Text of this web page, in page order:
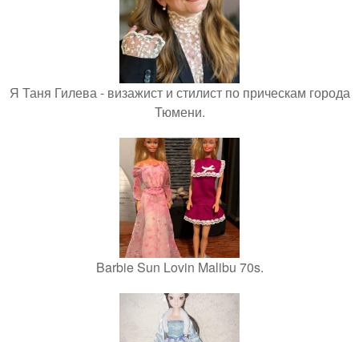
Я Таня Гилева - визажист и стилист по прическам города
Тюмени.
Barbie Sun Lovin Malibu 70s.